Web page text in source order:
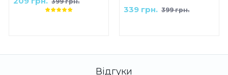
399 грн.
339 грн.